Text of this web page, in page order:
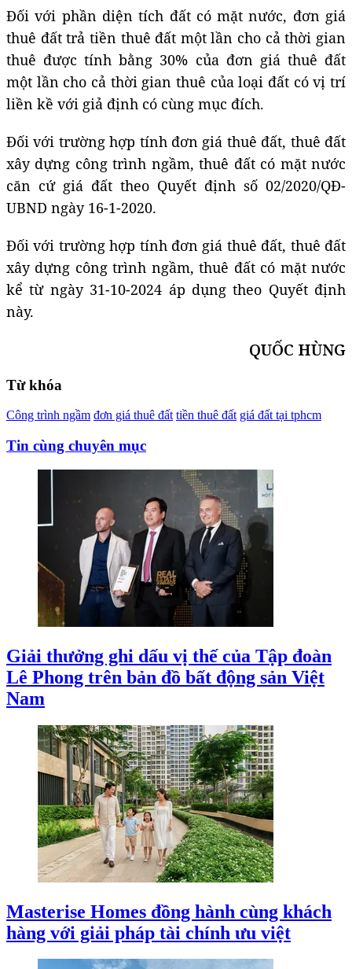
Đối với phần diện tích đất có mặt nước, đơn giá
thuê đất trả tiền thuê đất một lần cho cả thời gian
thuê được tính bằng 30% của đơn giá thuê đất
một lần cho cả thời gian thuê của loại đất có vị trí
liền kề với giả định có cùng mục đích.
Đối với trường hợp tính đơn giá thuê đất, thuê đất
xây dựng công trình ngầm, thuê đất có mặt nước
căn cứ giá đất theo Quyết định số 02/2020/QĐ-
UBND ngày 16-1-2020.
Đối với trường hợp tính đơn giá thuê đất, thuê đất
xây dựng công trình ngầm, thuê đất có mặt nước
kể từ ngày 31-10-2024 áp dụng theo Quyết định
này.
QUỐC HÙNG
Từ khóa
Công trình ngầm đơn giá thuê đất tiền thuê đất giá đất tại tphcm
Tin cùng chuyên mục
Giải thưởng ghi dấu vị thế của Tập đoàn
Lê Phong trên bản đồ bất động sản Việt
Nam
Masterise Homes đồng hành cùng khách
hàng với giải pháp tài chính ưu việt